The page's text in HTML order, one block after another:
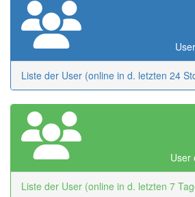
Liste der User (online in d. letzten 24
User
Liste der User (online in d. letzten 7